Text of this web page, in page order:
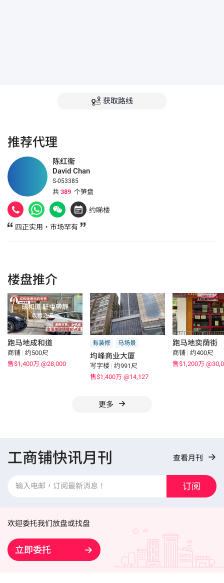
获取路线
推荐代理
陈红衞
David Chan
S-053385
共 389 个笋盘
约睇楼
四正实用，市场罕有
楼盘推介
跑马地成和道
商铺 | 约500尺
售$1,400万 @28,000
有装修 马场景
均峰商业大厦
写字楼 | 约991尺
售$1,400万 @14,127
跑马地奕荫街
商铺 | 约400尺
售$1,200万
更多
工商铺快讯月刊 查看月刊
订阅
欢迎委托我们放盘或找盘
立即委托